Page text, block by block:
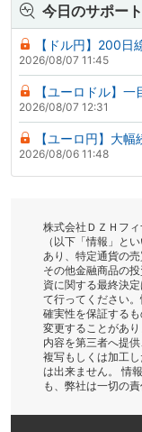
今日のサポー
【ドル円】200日
2026/08/07 11:45
【ユーロドル】
2026/08/07 12:31
【ユーロ円】大
2026/08/06 11:48
株式会社ＤＺＨフ
（以下「情報」と
あり、特定通貨の
その他金融商品の
資に関する最終決
て行ってください
確実性を保証する
変更することがあ
内容を第三者へ提
複写もしくは加工
は出来ません。 情
も、弊社は一切の責